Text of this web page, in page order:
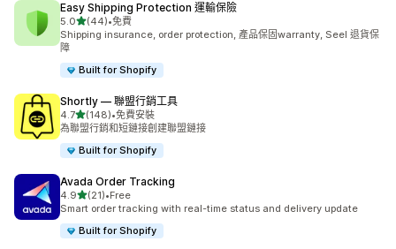
Easy Shipping Protection 運輸保險
5.0滿分 5 顆星
(44)
共有 44 則評價
•免費
Shipping insurance, order protection, 產品保固warranty, Seel 退貨保
障
Built for Shopify
Shortly — 聯盟行銷工具
4.7滿分 5 顆星
(148)
共有 148 則評價
•免費安裝
為聯盟行銷和短鏈接創建聯盟鏈接
Built for Shopify
Avada Order Tracking
4.9滿分 5 顆星
(21)
共有 21 則評價
•Free
Smart order tracking with real-time status and delivery update
Built for Shopify